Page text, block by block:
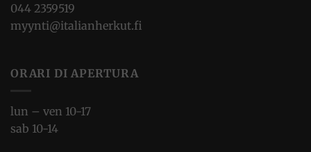
044 2359519
myynti@italianherkut.fi
ORARI DI APERTURA
lun – ven 10-17
sab 10-14